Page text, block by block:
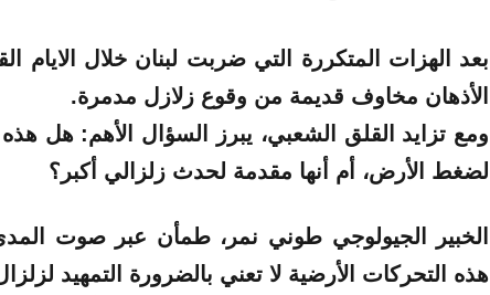
بعد الهزات المتكررة التي ضربت لبنان خلال الايام
الأذهان مخاوف قديمة من وقوع زلازل مدمرة.
ومع تزايد القلق الشعبي، يبرز السؤال الأهم: هل
لضغط الأرض، أم أنها مقدمة لحدث زلزالي أكبر؟
الخبير الجيولوجي طوني نمر، طمأن عبر صوت
هذه التحركات الأرضية لا تعني بالضرورة التمهيد